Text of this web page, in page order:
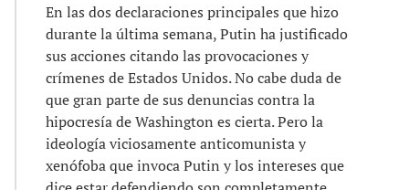
En las dos declaraciones principales que hizo
durante la última semana, Putin ha justificado
sus acciones citando las provocaciones y
crímenes de Estados Unidos. No cabe duda de
que gran parte de sus denuncias contra la
hipocresía de Washington es cierta. Pero la
ideología viciosamente anticomunista y
xenófoba que invoca Putin y los intereses que